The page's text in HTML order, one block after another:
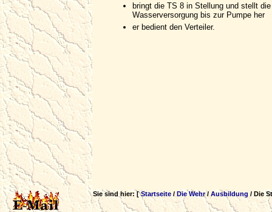
bringt die TS 8 in Stellung und stellt die
Wasserversorgung bis zur Pumpe her
er bedient den Verteiler.
Sie sind hier: [Startseite / Die Wehr/ Ausbildung / Die